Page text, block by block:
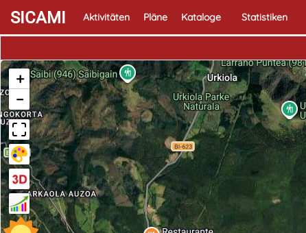
SICAMI Aktivitäten Pläne Kataloge Statistiken
+
−